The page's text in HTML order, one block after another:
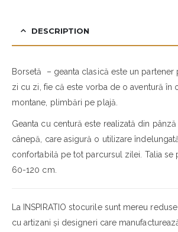
DESCRIPTION
Borsetă – geanta clasică este un partener
zi cu zi, fie că este vorba de o aventură în
montane, plimbări pe plajă.
Geanta cu centură este realizată din
cânepă, care asigură o utilizare
confortabilă pe tot parcursul zilei. Talia se
60-120 cm.
La INSPIRATIO stocurile sunt mereu
cu artizani și designeri care